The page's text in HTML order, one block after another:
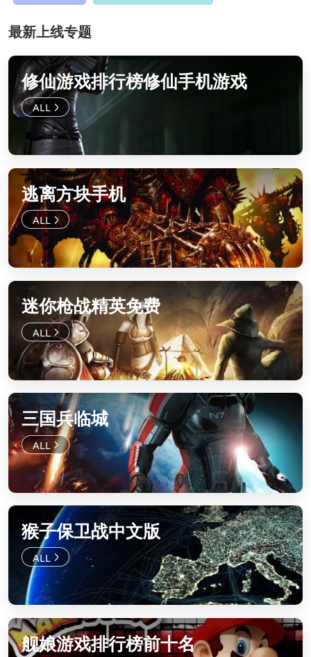
最新上线专题
修仙游戏排行榜修仙手机游戏
逃离方块手机
迷你枪战精英免费
三国兵临城
猴子保卫战中文版
舰娘游戏排行榜前十名